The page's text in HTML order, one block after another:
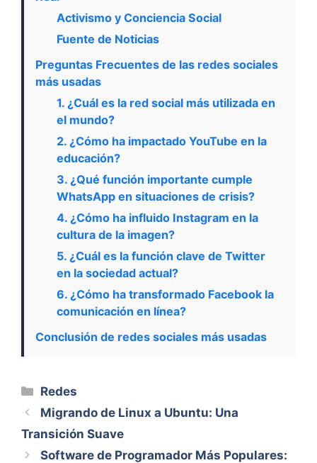
Activismo y Conciencia Social
Fuente de Noticias
Preguntas Frecuentes de las redes sociales
más usadas
1. ¿Cuál es la red social más utilizada en
el mundo?
2. ¿Cómo ha impactado YouTube en la
educación?
3. ¿Qué función importante cumple
WhatsApp en situaciones de crisis?
4. ¿Cómo ha influido Instagram en la
cultura de la imagen?
5. ¿Cuál es la función clave de Twitter
en la sociedad actual?
6. ¿Cómo ha transformado Facebook la
comunicación en línea?
Conclusión de redes sociales más usadas
Categorías
Redes
Migrando de Linux a Ubuntu: Una
Transición Suave
Software de Programador Más Populares: